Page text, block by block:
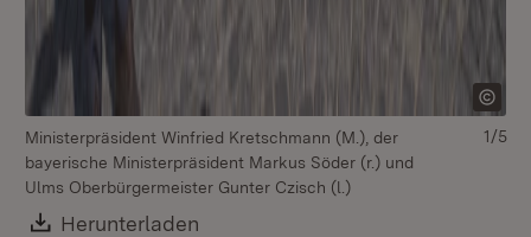
Ministerpräsident Winfried Kretschmann (M.), der
bayerische Ministerpräsident Markus Söder (r.) und
Ulms Oberbürgermeister Gunter Czisch (l.)
Download:
Herunterladen
1/5